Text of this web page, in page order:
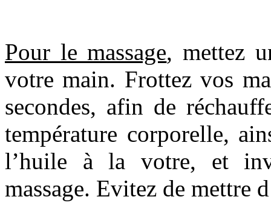
Pour le massage, mettez
votre main. Frottez vos
secondes, afin de
température corporelle,
l’huile à la votre, et
massage. Evitez de mettre